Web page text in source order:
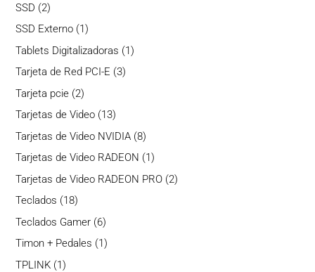
SSD 22
productos
SSD Externo 1 1
producto
Tablets Digitalizadoras 11
Tarjeta de Red PCI-E 33
Tarjeta pcie 22
productos
Tarjetas de Video 1313
productos
Tarjetas de Video NVIDIA 88
productos
Tarjetas de Video RADEON 1 1
producto
Tarjetas de Video RADEON PRO 22
Teclados 1818
productos
Teclados Gamer 66
productos
Timon + Pedales 1 1
TPLINK 11